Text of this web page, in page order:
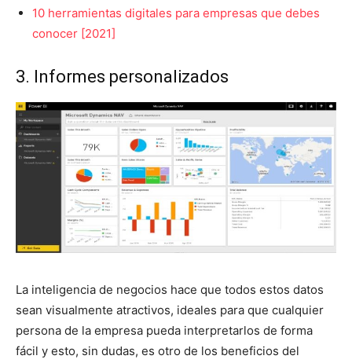
10 herramientas digitales para empresas que debes
conocer [2021]
3. Informes personalizados
La inteligencia de negocios hace que todos estos datos
sean visualmente atractivos, ideales para que cualquier
persona de la empresa pueda interpretarlos de forma
fácil y esto, sin dudas, es otro de los beneficios del